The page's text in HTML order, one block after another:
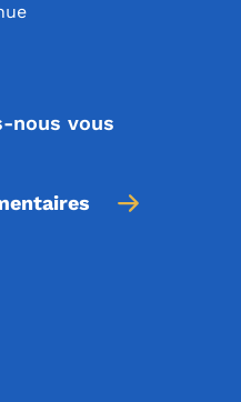
nous vous